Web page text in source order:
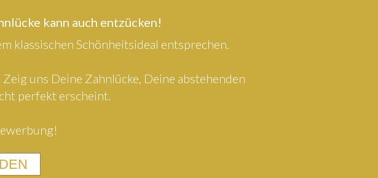
kann auch entzücken!
klassischen Schönheitsideal entsprechen.
uns Deine Zahnlücke, Deine abstehenden
perfekt erscheint.